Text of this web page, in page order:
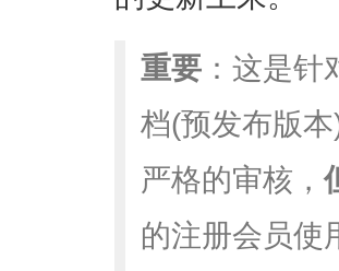
重要 ：这是
档(预发布版
严格的审核，
的注册会员使